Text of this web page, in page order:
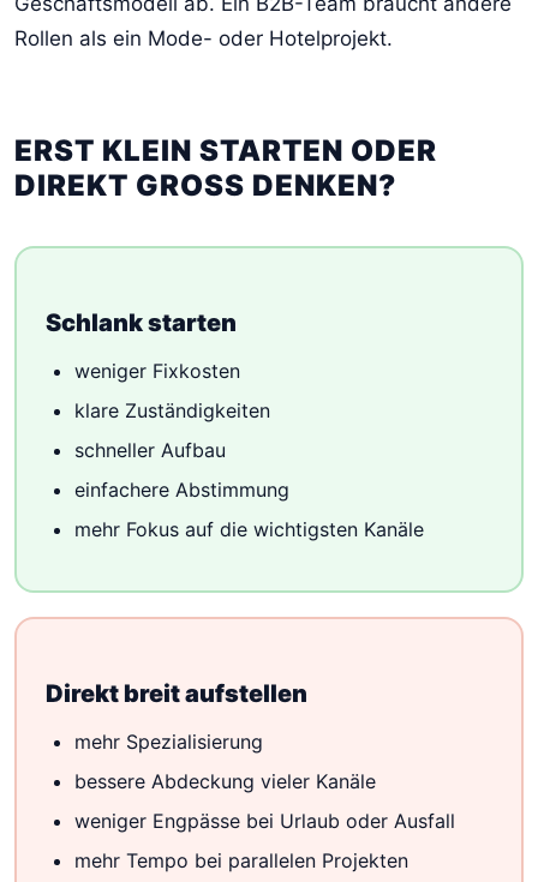
Rollen als ein Mode- oder Hotelprojekt.
ERST KLEIN STARTEN ODER
DIREKT GROSS DENKEN?
Schlank starten
weniger Fixkosten
klare Zuständigkeiten
schneller Aufbau
einfachere Abstimmung
mehr Fokus auf die wichtigsten Kanäle
Direkt breit aufstellen
mehr Spezialisierung
bessere Abdeckung vieler Kanäle
weniger Engpässe bei Urlaub oder Ausfall
mehr Tempo bei parallelen Projekten